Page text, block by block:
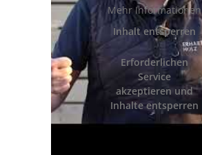
Mehr Informationen
Inhalt entsperren
Erforderlichen
Service
akzeptieren und
Inhalte entsperren